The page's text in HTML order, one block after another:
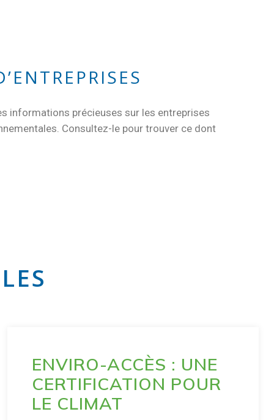
informations précieuses sur les entreprises
Consultez-le pour trouver ce dont
ENVIRO-ACCÈS : UNE
CERTIFICATION POUR
LE CLIMAT